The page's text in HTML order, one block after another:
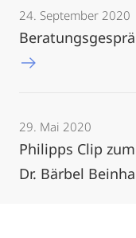
24. September 2020
29. Mai 2020
Philipps Clip
Dr. Bärbel